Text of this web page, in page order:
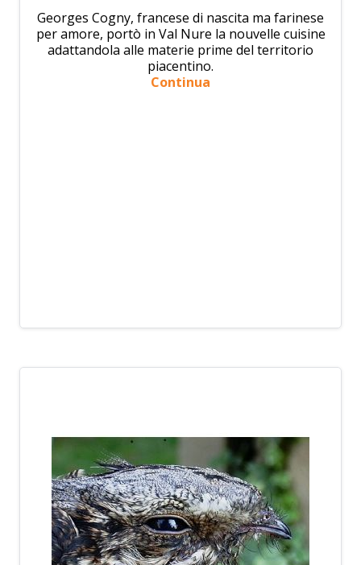
Georges Cogny, francese di nascita ma farinese
per amore, portò in Val Nure la nouvelle cuisine
adattandola alle materie prime del territorio
piacentino.
Continua